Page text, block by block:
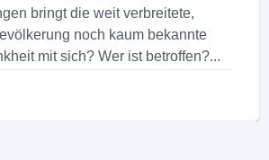
bringt die weit verbreitete,
noch kaum bekannte
mit sich? Wer ist betroffen?...